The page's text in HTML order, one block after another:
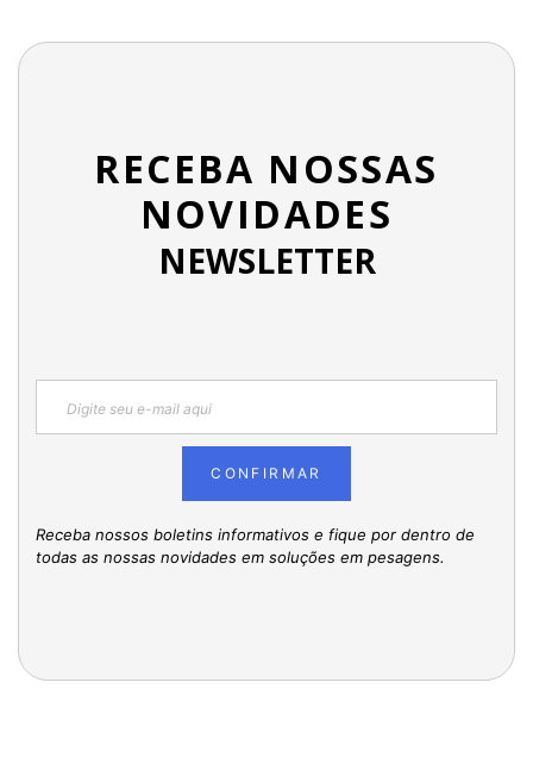
RECEBA NOSSAS
NOVIDADES
NEWSLETTER
CONFIRMAR
Receba nossos boletins informativos e fique por dentro de
todas as nossas novidades em soluções em pesagens.